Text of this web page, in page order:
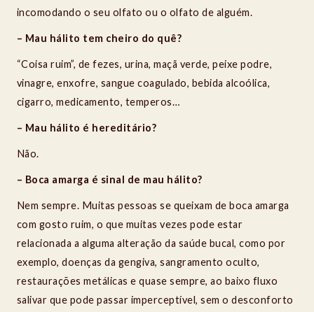
incomodando o seu olfato ou o olfato de alguém.
– Mau hálito tem cheiro do quê?
“Coisa ruim”, de fezes, urina, maçã verde, peixe podre,
vinagre, enxofre, sangue coagulado, bebida alcoólica,
cigarro, medicamento, temperos…
– Mau hálito é hereditário?
Não.
– Boca amarga é sinal de mau hálito?
Nem sempre. Muitas pessoas se queixam de boca amarga
com gosto ruim, o que muitas vezes pode estar
relacionada a alguma alteração da saúde bucal, como por
exemplo, doenças da gengiva, sangramento oculto,
restaurações metálicas e quase sempre, ao baixo fluxo
salivar que pode passar imperceptível, sem o desconforto